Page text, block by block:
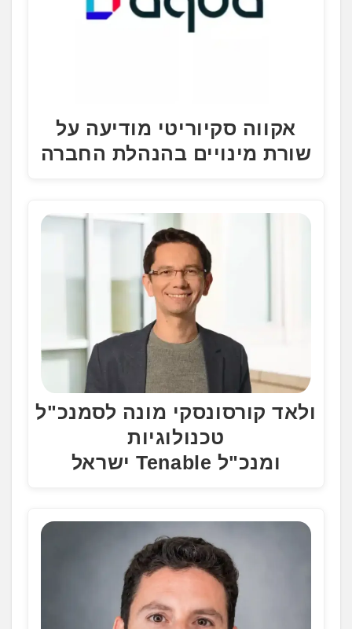
אקווה סקיוריטי מודיעה על
שורת מינויים בהנהלת החברה
ולאד קורסונסקי מונה לסמנכ"ל
טכנולוגיות
ומנכ"ל Tenable ישראל